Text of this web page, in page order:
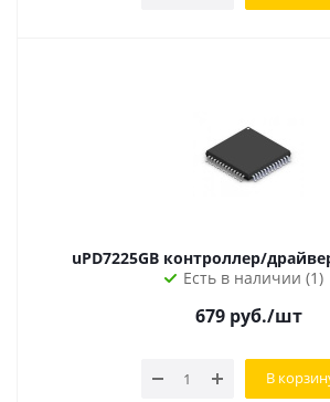
Есть в наличии (1)
679руб./шт
В